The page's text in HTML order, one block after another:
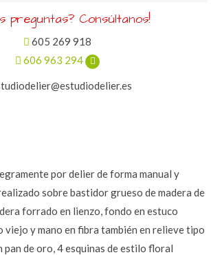
preguntas? Consúltanos!
605 269 918
606 963 294
por delier de forma manual y
sobre bastidor grueso de madera de
forrado en lienzo, fondo en estuco
viejo y mano en fibra también en relieve tipo
pan de oro, 4 esquinas de estilo floral